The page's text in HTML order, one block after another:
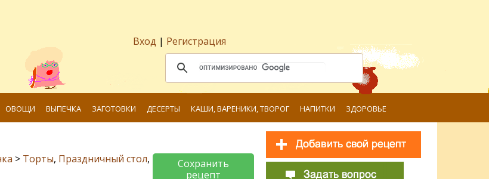
Вход | Регистрация
ОВОЩИ ВЫПЕЧКА ЗАГОТОВКИ ДЕСЕРТЫ КАШИ, ВАРЕНИКИ, ТВОРОГ НАПИТКИ ЗДОРОВЬЕ
> Торты, Праздничный стол,
Сохранить
рецепт